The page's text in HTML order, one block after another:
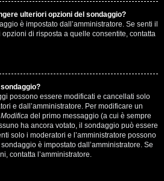
ulteriori opzioni del sondaggio?
è impostato dall’amministratore. Se senti il
di risposta a quelle consentite, contatta
possono essere modificati e cancellati solo
e dall’amministratore. Per modificare un
Modifica del primo messaggio (a cui è sempre
ha ancora votato, il sondaggio può essere
solo i moderatori e l’amministratore possono
è impostato dall’amministratore. Se
contatta l’amministratore.